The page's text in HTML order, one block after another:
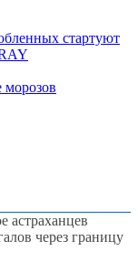
стартуют
морозов
астраханцев
через границу